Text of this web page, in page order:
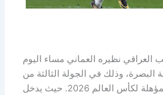
نظيره العماني مساء اليوم
وذلك في الجولة الثالثة من
التصفيات الآسيوية المؤهلة لكأس العالم 2026. حيث يدخل